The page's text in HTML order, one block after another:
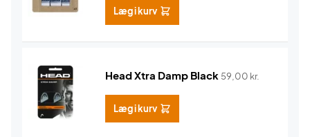
Læg i kurv
Head Xtra Damp Black 59,00 kr.
Læg i kurv